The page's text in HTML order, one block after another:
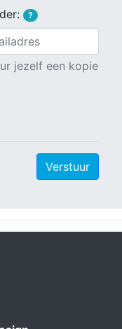
?
jezelf een kopie
Verstuur